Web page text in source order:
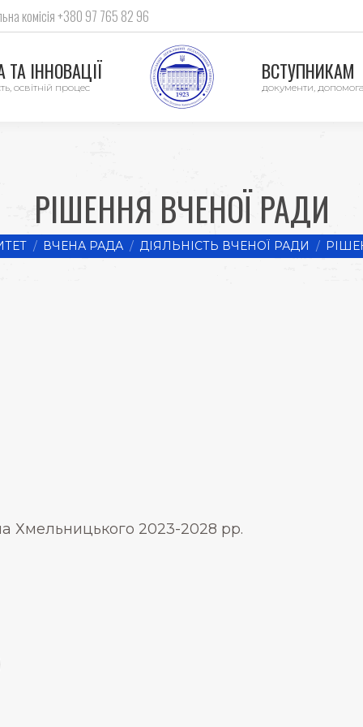
комісія +380 97 765 82 96
ТА ІННОВАЦІЇ
освітній процес
ВСТУПНИКАМ
документи, допомога
РІШЕННЯ ВЧЕНОЇ РАДИ
ВЧЕНА РАДА ДІЯЛЬНІСТЬ ВЧЕНОЇ РАДИ
Хмельницького 2023-2028 рр.